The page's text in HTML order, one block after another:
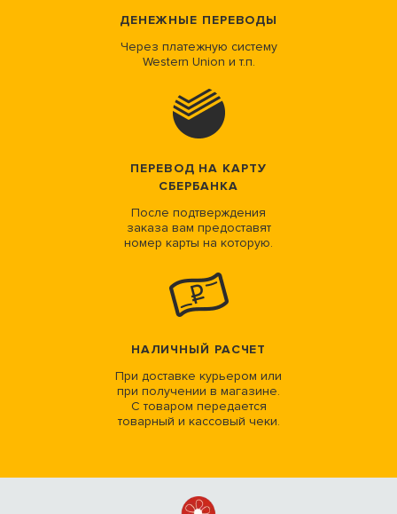
ДЕНЕЖНЫЕ ПЕРЕВОДЫ
Через платежную систему
Western Union и т.п.
ПЕРЕВОД НА КАРТУ
СБЕРБАНКА
После подтверждения
заказа вам предоставят
номер карты на которую.
НАЛИЧНЫЙ РАСЧЕТ
При доставке курьером или
при получении в магазине.
С товаром передается
товарный и кассовый чеки.